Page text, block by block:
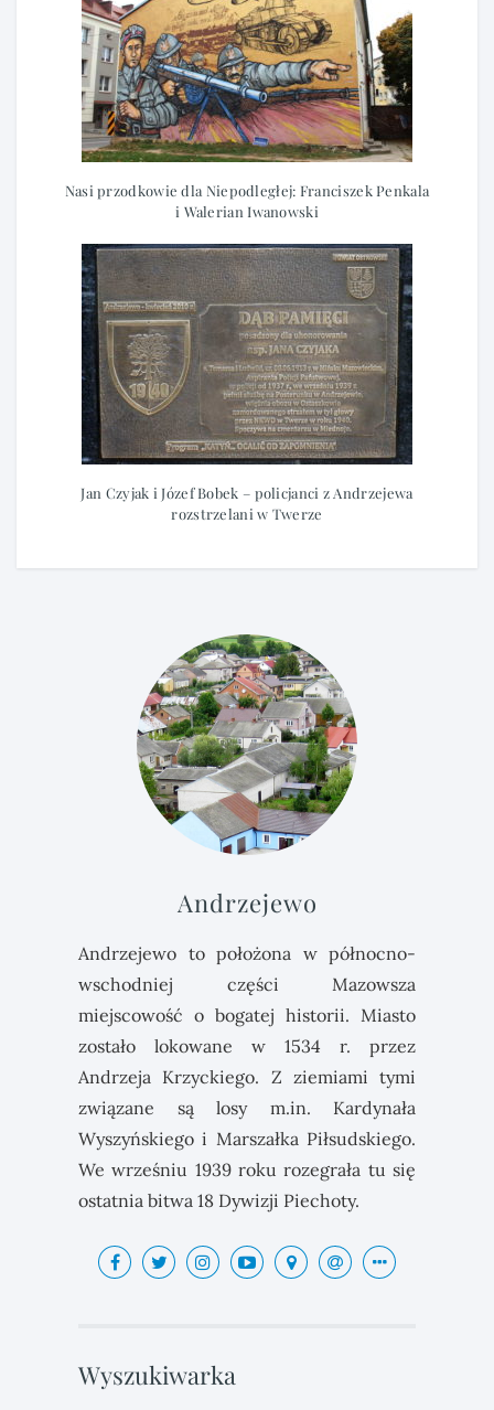
Nasi przodkowie dla Niepodległej: Franciszek Penkala
i Walerian Iwanowski
Jan Czyjak i Józef Bobek – policjanci z Andrzejewa
rozstrzelani w Twerze
Andrzejewo
Andrzejewo to położona w północno-
wschodniej części Mazowsza
miejscowość o bogatej historii. Miasto
zostało lokowane w 1534 r. przez
Andrzeja Krzyckiego. Z ziemiami tymi
związane są losy m.in. Kardynała
Wyszyńskiego i Marszałka Piłsudskiego.
We wrześniu 1939 roku rozegrała tu się
ostatnia bitwa 18 Dywizji Piechoty.
Wyszukiwarka